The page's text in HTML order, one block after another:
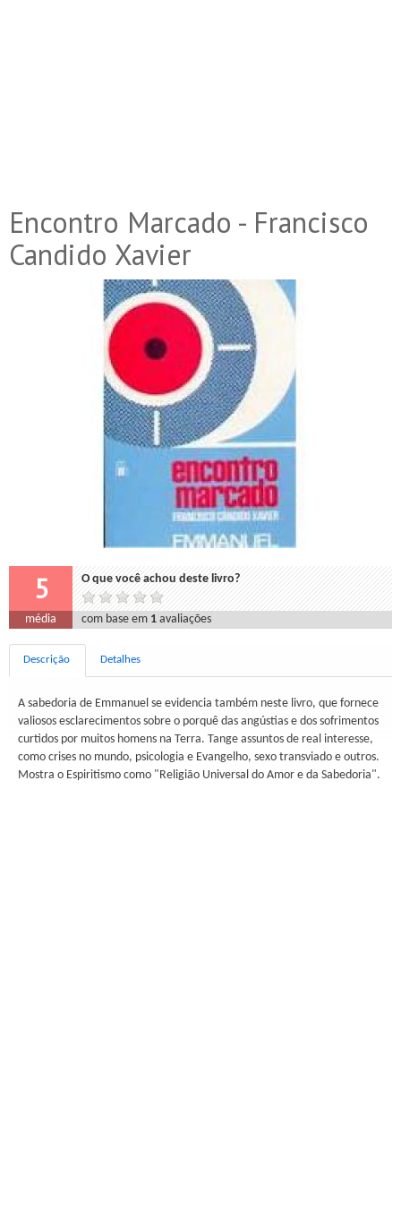
Encontro Marcado - Francisco
Candido Xavier
5 O que você achou deste livro?
média com base em 1 avaliações
Descrição Detalhes
A sabedoria de Emmanuel se evidencia também neste livro, que fornece
valiosos esclarecimentos sobre o porquê das angústias e dos sofrimentos
curtidos por muitos homens na Terra. Tange assuntos de real interesse,
como crises no mundo, psicologia e Evangelho, sexo transviado e outros.
Mostra o Espiritismo como "Religião Universal do Amor e da Sabedoria".